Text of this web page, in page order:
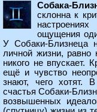
Собака-
склонна к
ощущения
У Собаки-Близнеца
личной жизни, равно
никого не впускает.
ещё и чувство
знают, чего хотят.
счастья Собаки-
возвышенных